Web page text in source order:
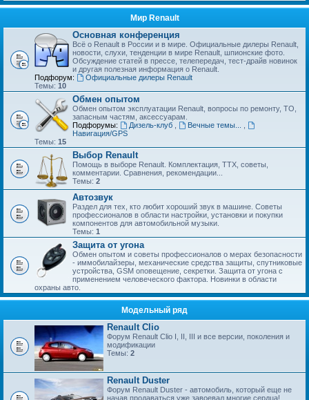
Мир Renault
Основная конференция
Всё о Renault в России и в мире. Официальные дилеры Renault,
новости, слухи, тенденции в мире Renault, шпионские фото.
Обсуждение статей в прессе, телепередач, тест-драйв новинок
и другая полезная информация о Renault.
Подфорум:
Официальные дилеры Renault
Темы: 10
Обмен опытом
Обмен опытом эксплуатации Renault, вопросы по ремонту, ТО,
запасным частям, аксессуарам.
Подфорумы:
Дизель-клуб Вечные темы...
Навигация/GPS
Темы: 15
Выбор Renault
Помощь в выборе Renault. Комплектация, ТТХ, советы,
комментарии. Сравнения, рекомендации...
Темы: 2
Автозвук
Раздел для тех, кто любит хороший звук в машине. Советы
профессионалов в области настройки, установки и покупки
компонентов для автомобильной музыки.
Темы: 1
Защита от угона
Обмен опытом и советы профессионалов о мерах безопасности
- иммобилайзеры, механические средства защиты, спутниковые
устройства, GSM оповещение, секретки. Защита от угона с
применением человеческого фактора. Новинки в области
охраны авто.
Модельный ряд
Renault Clio
Форум Renault Clio I, II, III и все версии, поколения и
модификации
Темы: 2
Renault Duster
Форум Renault Duster - автомобиль, который еще не
начав продаваться уже завоевал многие сердца!